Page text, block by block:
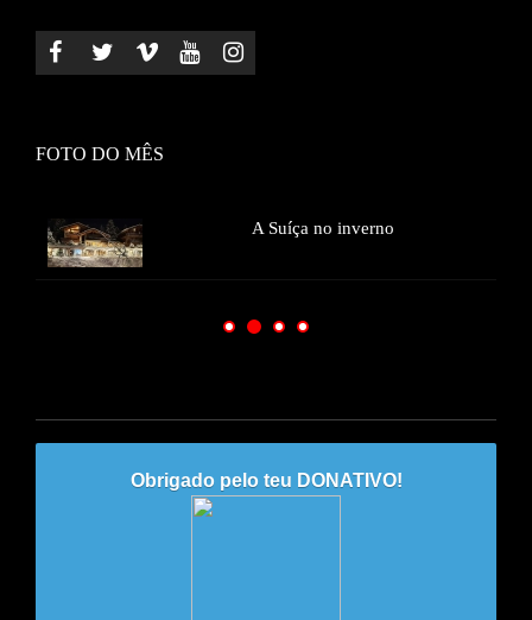
FOTO DO MÊS
ASuíça no inverno
Obrigado pelo teu DONATIVO!